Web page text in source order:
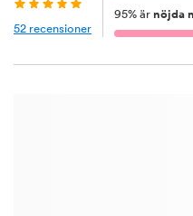
52 recensioner
95% är nöjda